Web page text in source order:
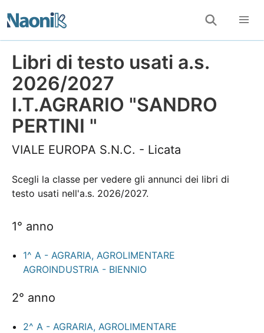
Libri di testo usati a.s.
2026/2027
I.T.AGRARIO "SANDRO
PERTINI "
VIALE EUROPA S.N.C. - Licata
Scegli la classe per vedere gli annunci dei libri di
testo usati nell'a.s. 2026/2027.
1° anno
1^ A - AGRARIA, AGROLIMENTARE
AGROINDUSTRIA - BIENNIO
2° anno
2^ A - AGRARIA, AGROLIMENTARE